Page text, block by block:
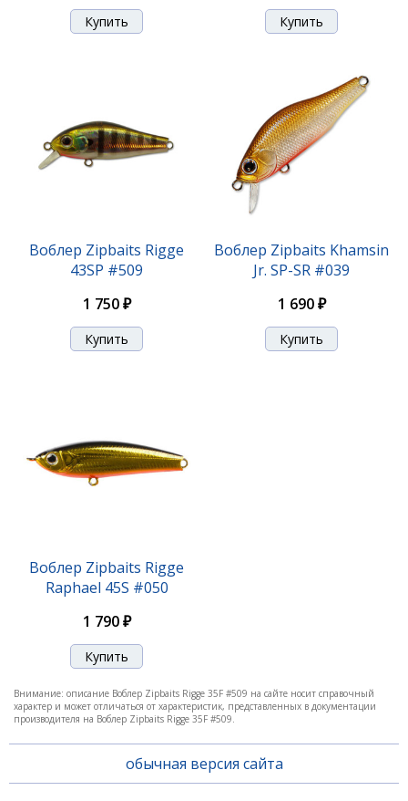
Воблер Zipbaits Rigge 35F #139
Воблер Zipbaits Rigge
43SP #509
1 750 ₽
Воблер Zipbaits Khamsin
Jr. SP-SR #039
1 690 ₽
Воблер Zipbaits Rigge
Raphael 45S #050
1 790 ₽
Внимание: описание Воблер Zipbaits Rigge 35F #509 на сайте носит справочный
характер и может отличаться от характеристик, представленных в документации
производителя на Воблер Zipbaits Rigge 35F #509.
обычная версия сайта